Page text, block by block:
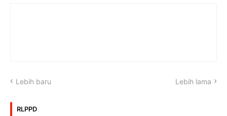
Lebih baru Lebih lama
RLPPD